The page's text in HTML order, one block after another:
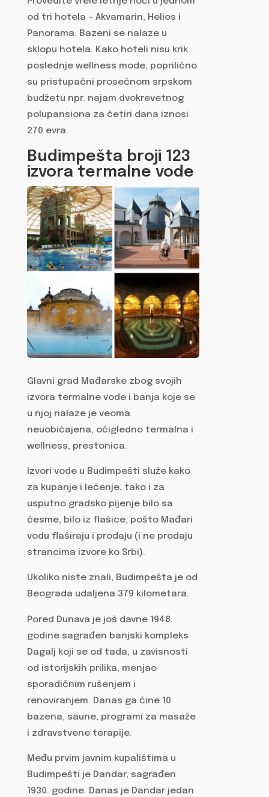
od tri hotela – Akvamarin, Helios i
Panorama. Bazeni se nalaze u
sklopu hotela. Kako hoteli nisu krik
poslednje wellness mode, poprilično
su pristupačni prosečnom srpskom
budžetu npr. najam dvokrevetnog
polupansiona za četiri dana iznosi
270 evra.
Budimpešta broji 123
izvora termalne vode
Glavni grad Mađarske zbog svojih
izvora termalne vode i banja koje se
u njoj nalaze je veoma
neuobičajena, očigledno termalna i
wellness, prestonica.
Izvori vode u Budimpešti služe kako
za kupanje i lečenje, tako i za
usputno gradsko pijenje bilo sa
česme, bilo iz flašice, pošto Mađari
vodu flaširaju i prodaju (i ne prodaju
strancima izvore ko Srbi).
Ukoliko niste znali, Budimpešta je od
Beograda udaljena 379 kilometara.
Pored Dunava je još davne 1948.
godine sagrađen banjski kompleks
Dagalj koji se od tada, u zavisnosti
od istorijskih prilika, menjao
sporadičnim rušenjem i
renoviranjem. Danas ga čine 10
bazena, saune, programi za masaže
i zdravstvene terapije.
Među prvim javnim kupalištima u
Budimpešti je Dandar, sagrađen
1930. godine. Danas je Dandar jedan